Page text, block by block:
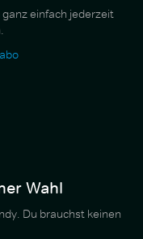
einfach jederzeit
Wahl
Du brauchst keinen